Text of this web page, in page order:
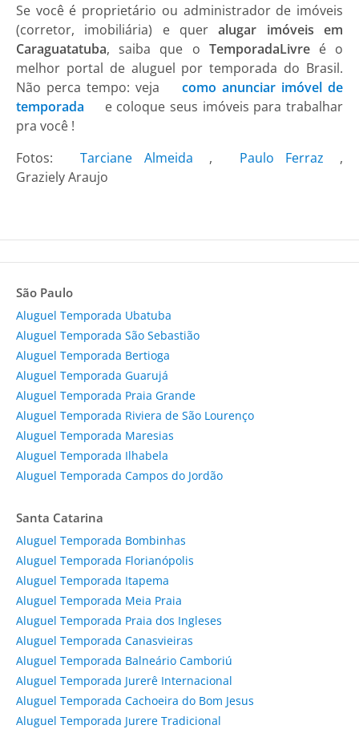
Se você é proprietário ou administrador de imóveis
(corretor, imobiliária) e queralugar imóveis em
Caraguatatuba, saiba que o TemporadaLivre é o
melhor portal de aluguel por temporada do Brasil.
Não perca tempo: veja
como anunciar imóvel de
temporada
e coloque seus imóveis para trabalhar
pra você !
Fotos:
Tarciane Almeida , Paulo Ferraz
,
Graziely Araujo
São Paulo
Aluguel Temporada Ubatuba
Aluguel Temporada São Sebastião
Aluguel Temporada Bertioga
Aluguel Temporada Guarujá
Aluguel Temporada Praia Grande
Aluguel Temporada Riviera de São Lourenço
Aluguel Temporada Maresias
Aluguel Temporada Ilhabela
Aluguel Temporada Campos do Jordão
Santa Catarina
Aluguel Temporada Bombinhas
Aluguel Temporada Florianópolis
Aluguel Temporada Itapema
Aluguel Temporada Meia Praia
Aluguel Temporada Praia dos Ingleses
Aluguel Temporada Canasvieiras
Aluguel Temporada Balneário Camboriú
Aluguel Temporada Jurerê Internacional
Aluguel Temporada Cachoeira do Bom Jesus
Aluguel Temporada Jurere Tradicional